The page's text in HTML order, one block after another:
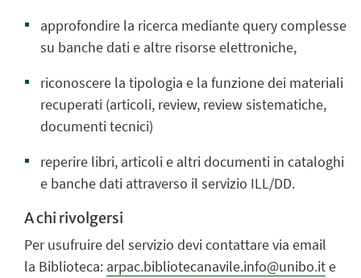
approfondire la ricerca mediante query complesse
su banche dati e altre risorse elettroniche,
riconoscere la tipologia e la funzione dei materiali
recuperati (articoli, review, review sistematiche,
documenti tecnici)
reperire libri, articoli e altri documenti in cataloghi
e banche dati attraverso il servizio ILL/DD.
A chi rivolgersi
Per usufruire del servizio devi contattare via email
la Biblioteca: arpac.bibliotecanavile.info@unibo.ite